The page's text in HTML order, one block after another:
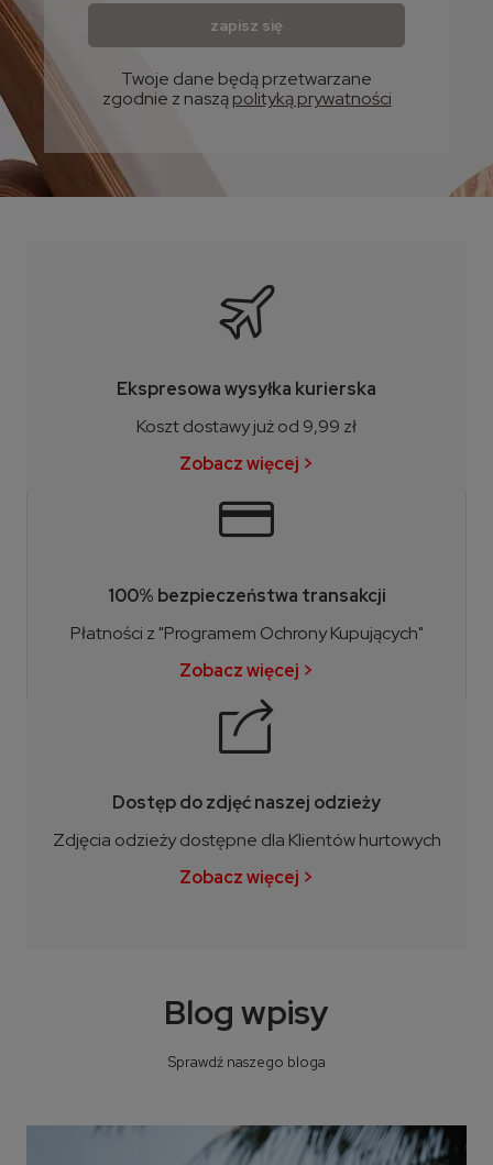
zapisz się
Twoje dane będą przetwarzane
zgodnie z nasząpolityką prywatności
Ekspresowa wysyłka kurierska
Koszt dostawy już od 9,99 zł
Zobacz więcej >
100% bezpieczeństwa transakcji
Płatności z "Programem Ochrony Kupujących"
Zobacz więcej >
Dostęp do zdjęć naszej odzieży
Zdjęcia odzieży dostępne dla Klientów hurtowych
Zobacz więcej >
Blog wpisy
Sprawdź naszego bloga